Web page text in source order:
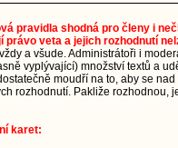
pravidla shodná pro členy i
veta a jejich rozhodnutí
a všude. Administrátoři i
vyplývající) množství textů a
moudří na to, aby se
rozhodnutí. Pakliže rozhodnou,
karet: